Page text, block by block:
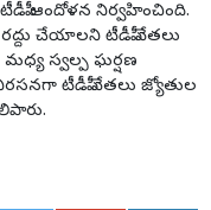
ఆందోళన నిర్వహించింది.
చేయాలని టీడీపీ నేతలు
స్వల్ప ఘర్షణ
టీడీపీ నేతలు జ్యోతుల